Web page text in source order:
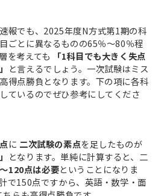
報でも、2025年度N方式第1期の科
ごとに異なるものの65％～80％程
を考えても
「1科目でも大きく失点
と言えるでしょう。一次試験はミス
得点勝負となります。下の項に各科
ているのでぜひ参考にしてくださ
に 二次試験の素点を足したものが
となります。単純に計算すると、二
120点は必要ということになりま
で150点ですから、英語・数学・面